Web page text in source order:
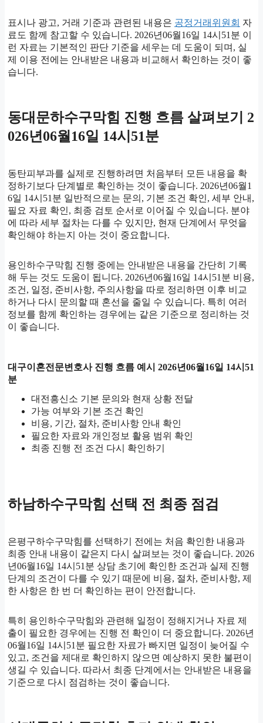
표시나 광고, 거래 기준과 관련된 내용은 공정거래위원회 자
료도 함께 참고할 수 있습니다. 2026년06월16일 14시51분 이
런 자료는 기본적인 판단 기준을 세우는 데 도움이 되며, 실
제 이용 전에는 안내받은 내용과 비교해서 확인하는 것이 좋
습니다.
동대문하수구막힘 진행 흐름 살펴보기 2
026년06월16일 14시51분
동탄피부과를 실제로 진행하려면 처음부터 모든 내용을 확
정하기보다 단계별로 확인하는 것이 좋습니다. 2026년06월1
6일 14시51분 일반적으로는 문의, 기본 조건 확인, 세부 안내,
필요 자료 확인, 최종 검토 순서로 이어질 수 있습니다. 분야
에 따라 세부 절차는 다를 수 있지만, 현재 단계에서 무엇을
확인해야 하는지 아는 것이 중요합니다.
용인하수구막힘 진행 중에는 안내받은 내용을 간단히 기록
해 두는 것도 도움이 됩니다. 2026년06월16일 14시51분 비용,
조건, 일정, 준비사항, 주의사항을 따로 정리하면 이후 비교
하거나 다시 문의할 때 혼선을 줄일 수 있습니다. 특히 여러
정보를 함께 확인하는 경우에는 같은 기준으로 정리하는 것
이 좋습니다.
대구이혼전문변호사 진행 흐름 예시 2026년06월16일 14시51
분
대전흥신소 기본 문의와 현재 상황 전달
가능 여부와 기본 조건 확인
비용, 기간, 절차, 준비사항 안내 확인
필요한 자료와 개인정보 활용 범위 확인
최종 진행 전 조건 다시 확인하기
하남하수구막힘 선택 전 최종 점검
은평구하수구막힘를 선택하기 전에는 처음 확인한 내용과
최종 안내 내용이 같은지 다시 살펴보는 것이 좋습니다. 2026
년06월16일 14시51분 상담 초기에 확인한 조건과 실제 진행
단계의 조건이 다를 수 있기 때문에 비용, 절차, 준비사항, 제
한 사항은 한 번 더 확인하는 편이 안전합니다.
특히 용인하수구막힘와 관련해 일정이 정해지거나 자료 제
출이 필요한 경우에는 진행 전 확인이 더 중요합니다. 2026년
06월16일 14시51분 필요한 자료가 빠지면 일정이 늦어질 수
있고, 조건을 제대로 확인하지 않으면 예상하지 못한 불편이
생길 수 있습니다. 따라서 최종 단계에서는 안내받은 내용을
기준으로 다시 점검하는 것이 좋습니다.